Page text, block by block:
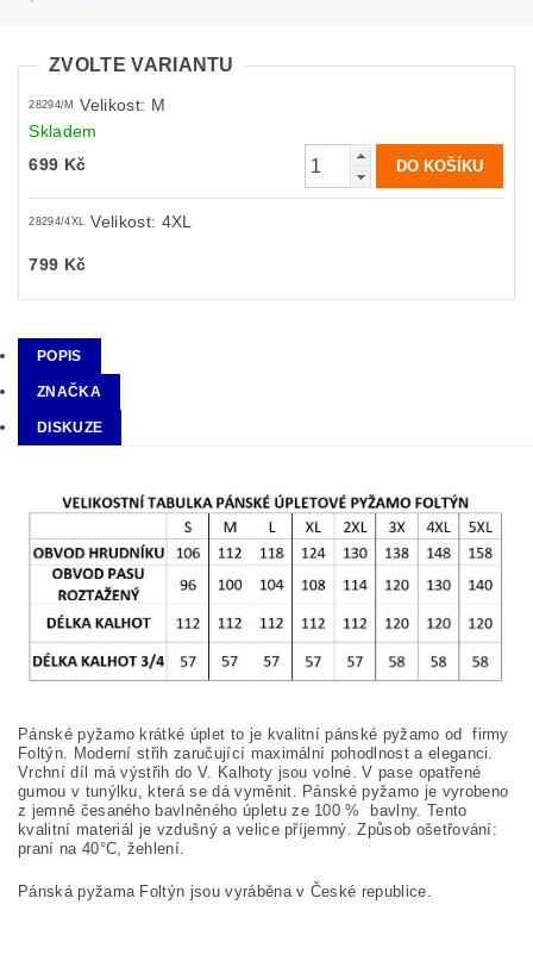
ZVOLTE VARIANTU
28294/M
Velikost: M
Skladem
699 Kč
28294/4XL Velikost: 4XL
799 Kč
POPIS
ZNAČKA
DISKUZE
Pánské pyžamo krátké úplet to je kvalitní pánské pyžamo od firmy
Foltýn. Moderní střih zaručující maximální pohodlnost a eleganci.
Vrchní díl má výstřih do V. Kalhoty jsou volné. V pase opatřené
gumou v tunýlku, která se dá vyměnit. Pánské pyžamo je vyrobeno
z jemně česaného bavlněného úpletu ze 100 %
bavlny. Tento
kvalitní materiál je vzdušný a velice příjemný. Způsob ošetřování:
praní na 40°C, žehlení.
Pánská pyžama Foltýn jsou vyráběna v České republice.